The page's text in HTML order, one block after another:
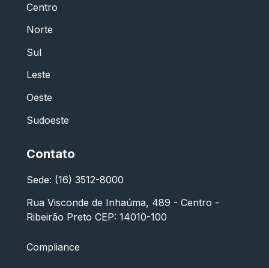
Centro
Norte
Sul
Leste
Oeste
Sudoeste
Contato
Sede: (16) 3512-8000
Rua Visconde de Inhaúma, 489 - Centro -
Ribeirão Preto CEP: 14010-100
Compliance